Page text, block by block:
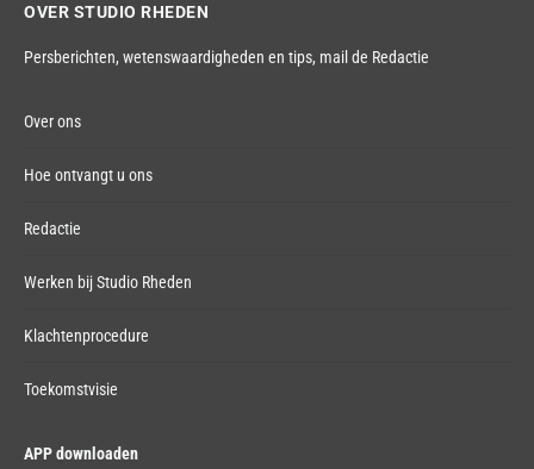
OVER STUDIO RHEDEN
Persberichten, wetenswaardigheden en tips, mail de Redactie
Over ons
Hoe ontvangt u ons
Redactie
Werken bij Studio Rheden
Klachtenprocedure
Toekomstvisie
APP downloaden